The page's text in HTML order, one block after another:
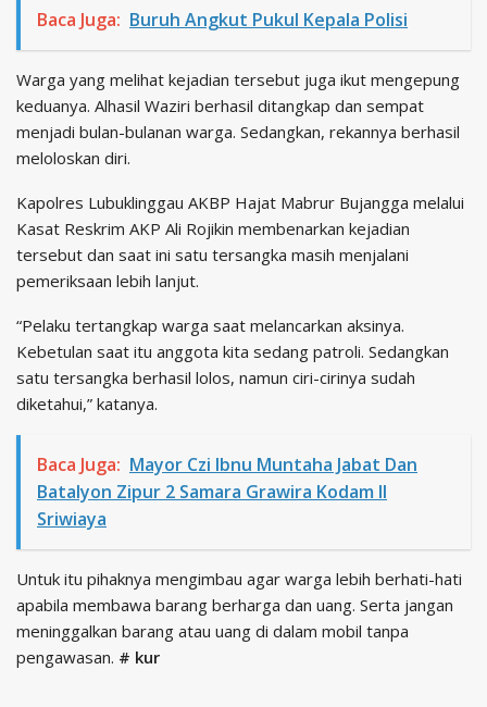
Baca Juga: Buruh Angkut Pukul Kepala Polisi
Warga yang melihat kejadian tersebut juga ikut mengepung
keduanya. Alhasil Waziri berhasil ditangkap dan sempat
menjadi bulan-bulanan warga. Sedangkan, rekannya berhasil
meloloskan diri.
Kapolres Lubuklinggau AKBP Hajat Mabrur Bujangga melalui
Kasat Reskrim AKP Ali Rojikin membenarkan kejadian
tersebut dan saat ini satu tersangka masih menjalani
pemeriksaan lebih lanjut.
“Pelaku tertangkap warga saat melancarkan aksinya.
Kebetulan saat itu anggota kita sedang patroli. Sedangkan
satu tersangka berhasil lolos, namun ciri-cirinya sudah
diketahui,” katanya.
Baca Juga: Mayor Czi Ibnu Muntaha Jabat Dan
Batalyon Zipur 2 Samara Grawira Kodam II
Sriwiaya
Untuk itu pihaknya mengimbau agar warga lebih berhati-hati
apabila membawa barang berharga dan uang. Serta jangan
meninggalkan barang atau uang di dalam mobil tanpa
pengawasan. # kur